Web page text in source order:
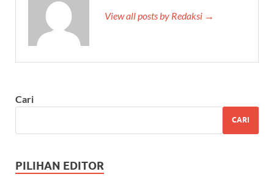
View all posts by Redaksi →
Cari
CARI
PILIHAN EDITOR